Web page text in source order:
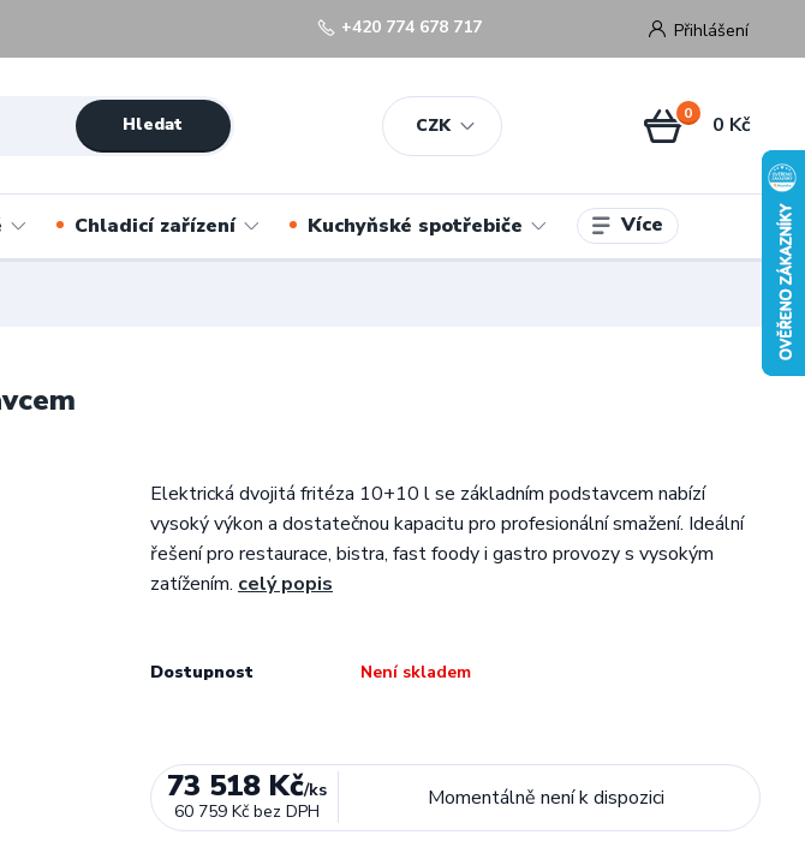
CZK
Přihlášení
Hledat
+420 774 678 717
0 0 Kč
Chladicí zařízení Kuchyňské spotřebiče Více
Elektrická dvojitá fritéza 10+10 l se základním podstavcem nabízí
vysoký výkon a dostatečnou kapacitu pro profesionální smažení. Ideální
řešení pro restaurace, bistra, fast foody i gastro provozy s vysokým
zatížením. celý popis
Dostupnost Není skladem
73 518 Kč/ks
60 759 Kč bez DPH
Momentálně není k dispozici